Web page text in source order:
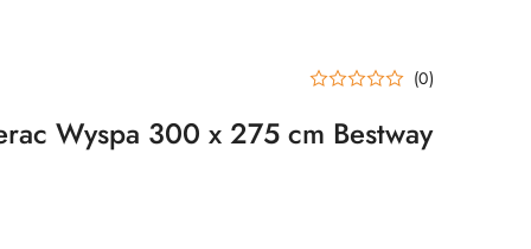
(0)
Wyspa 300 x 275 cm Bestway